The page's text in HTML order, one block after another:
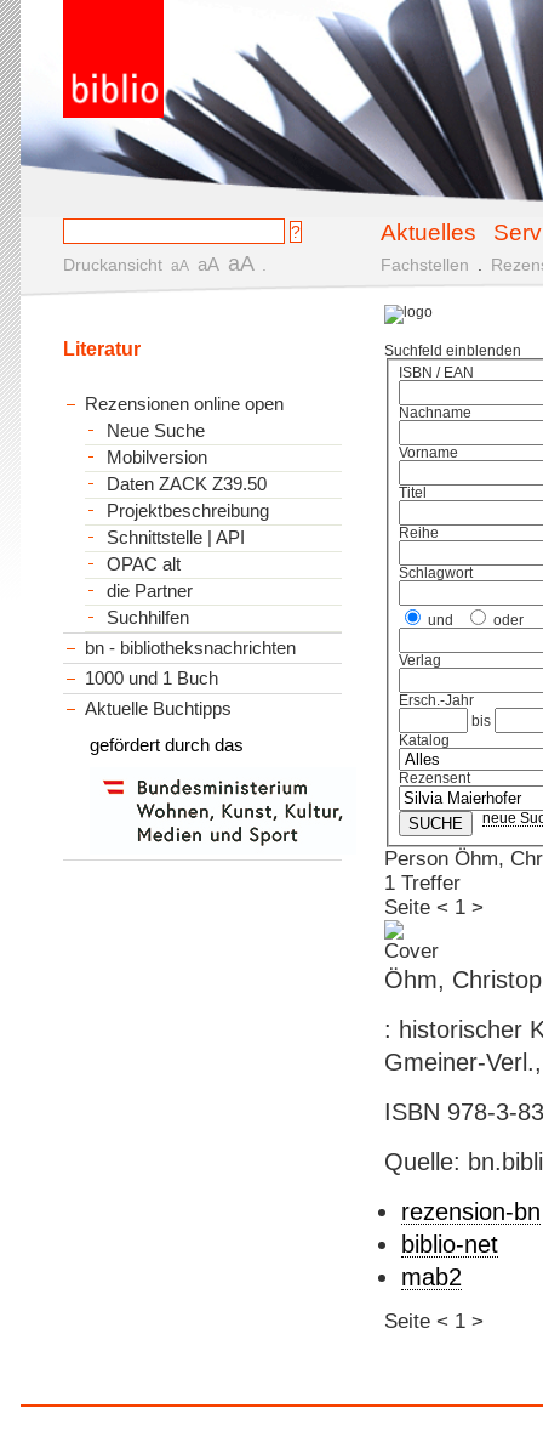
Aktuelles
Druckansicht aA aA aA Fachstellen
Suchfeld einblenden
ISBN / EAN
Nachname
Vorname
Titel
Reihe
Schlagwort
und oder
Verlag
Ersch.-Jahr
bis
Katalog
Rezensent
neue
Person Öhm,
1 Treffer
Seite < 1 >
Öhm,
: historischer
Gmeiner-
ISBN 978-3-
Quelle:
rezension-bn
biblio-net
mab2
Seite < 1 >
Literatur
Rezensionen online open
Neue Suche
Mobilversion
Daten ZACK Z39.50
Projektbeschreibung
Schnittstelle | API
OPAC alt
die Partner
Suchhilfen
bn - bibliotheksnachrichten
1000 und 1 Buch
Aktuelle Buchtipps
gefördert durch das